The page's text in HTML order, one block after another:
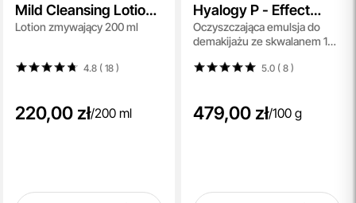
Mild Cleansing Lotion
Skin EssentiA
Lotion zmywający 200 ml
4.8 ( 18)
220,00 zł/200 ml
Hyalogy P - Effect
Clearance Cleansing
Oczyszczająca emulsja do
demakijażu ze skwalanem 100
5.0 ( 8)
479,00 zł/100 g